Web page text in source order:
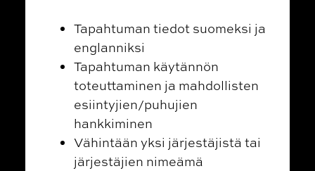
Tapahtuman tiedot suomeksi ja
englanniksi
Tapahtuman käytännön
toteuttaminen ja mahdollisten
esiintyjien/puhujien
hankkiminen
Vähintään yksi järjestäjistä tai
järjestäjien nimeämä